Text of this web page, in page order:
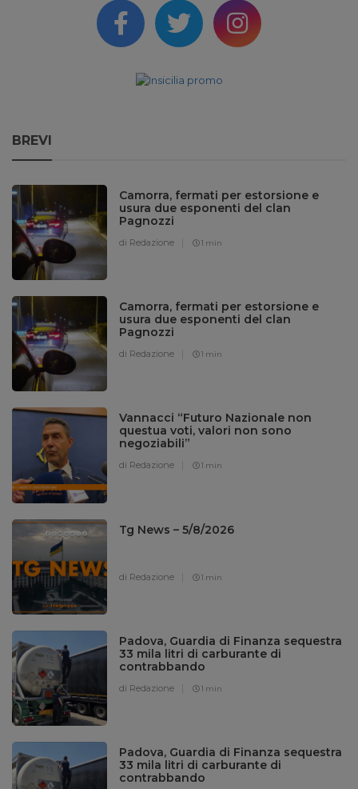
BREVI
Camorra, fermati per estorsione e
usura due esponenti del clan
Pagnozzi
di Redazione 1 min
Camorra, fermati per estorsione e
usura due esponenti del clan
Pagnozzi
di Redazione 1 min
Vannacci “Futuro Nazionale non
questua voti, valori non sono
negoziabili”
di Redazione 1 min
Tg News – 5/8/2026
di Redazione 1 min
Padova, Guardia di Finanza sequestra
33 mila litri di carburante di
contrabbando
di Redazione 1 min
Padova, Guardia di Finanza sequestra
33 mila litri di carburante di
contrabbando